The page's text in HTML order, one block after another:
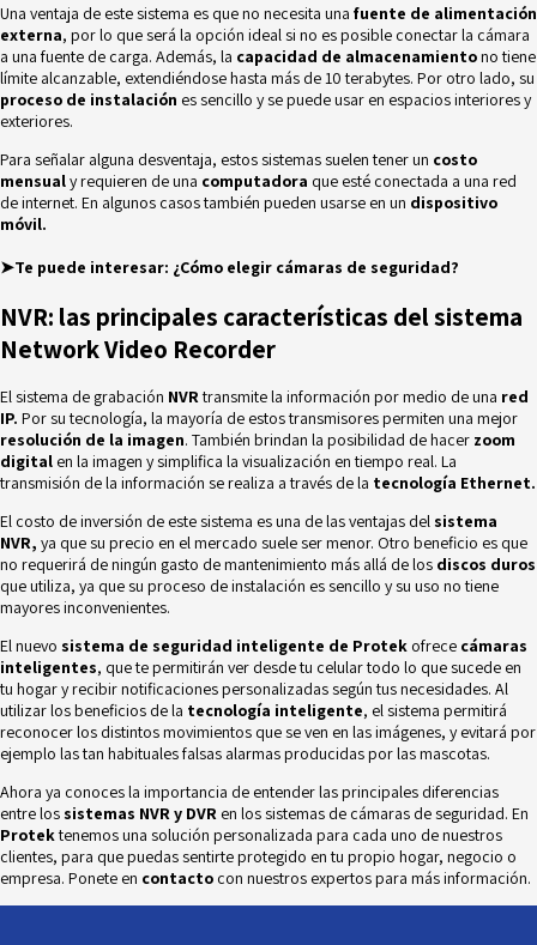
Una ventaja de este sistema es que no necesita una fuente de alimentación
externa, por lo que será la opción ideal si no es posible conectar la cámara
a una fuente de carga. Además, la capacidad de almacenamientono tiene
límite alcanzable, extendiéndose hasta más de 10 terabytes. Por otro lado, su
proceso de instalación es sencillo y se puede usar en espacios interiores y
exteriores.
Para señalar alguna desventaja, estos sistemas suelen tener un costo
mensualy requieren de una computadora que esté conectada a una red
de internet. En algunos casos también pueden usarse en un dispositivo
móvil.
➤Te puede interesar: ¿Cómo elegir cámaras de seguridad?
NVR: las principales características del sistema
Network Video Recorder
El sistema de grabación NVRtransmite la información por medio de una red
IP. Por su tecnología, la mayoría de estos transmisores permiten una mejor
resolución de la imagen. También brindan la posibilidad de hacer zoom
digital en la imagen y simplifica la visualización en tiempo real. La
transmisión de la información se realiza a través de la tecnología Ethernet.
El costo de inversión de este sistema es una de las ventajas del sistema
NVR, ya que su precio en el mercado suele ser menor. Otro beneficio es que
no requerirá de ningún gasto de mantenimiento más allá de los discos duros
que utiliza, ya que su proceso de instalación es sencillo y su uso no tiene
mayores inconvenientes.
El nuevo sistema de seguridad inteligente de Protek ofrece cámaras
inteligentes, que te permitirán ver desde tu celular todo lo que sucede en
tu hogar y recibir notificaciones personalizadas según tus necesidades. Al
utilizar los beneficios de la tecnología inteligente, el sistema permitirá
reconocer los distintos movimientos que se ven en las imágenes, y evitará por
ejemplo las tan habituales falsas alarmas producidas por las mascotas.
Ahora ya conoces la importancia de entender las principales diferencias
entre los sistemas NVR y DVR en los sistemas de cámaras de seguridad. En
Protektenemos una solución personalizada para cada uno de nuestros
clientes, para que puedas sentirte protegido en tu propio hogar, negocio o
empresa. Ponete en contacto con nuestros expertos para más información.